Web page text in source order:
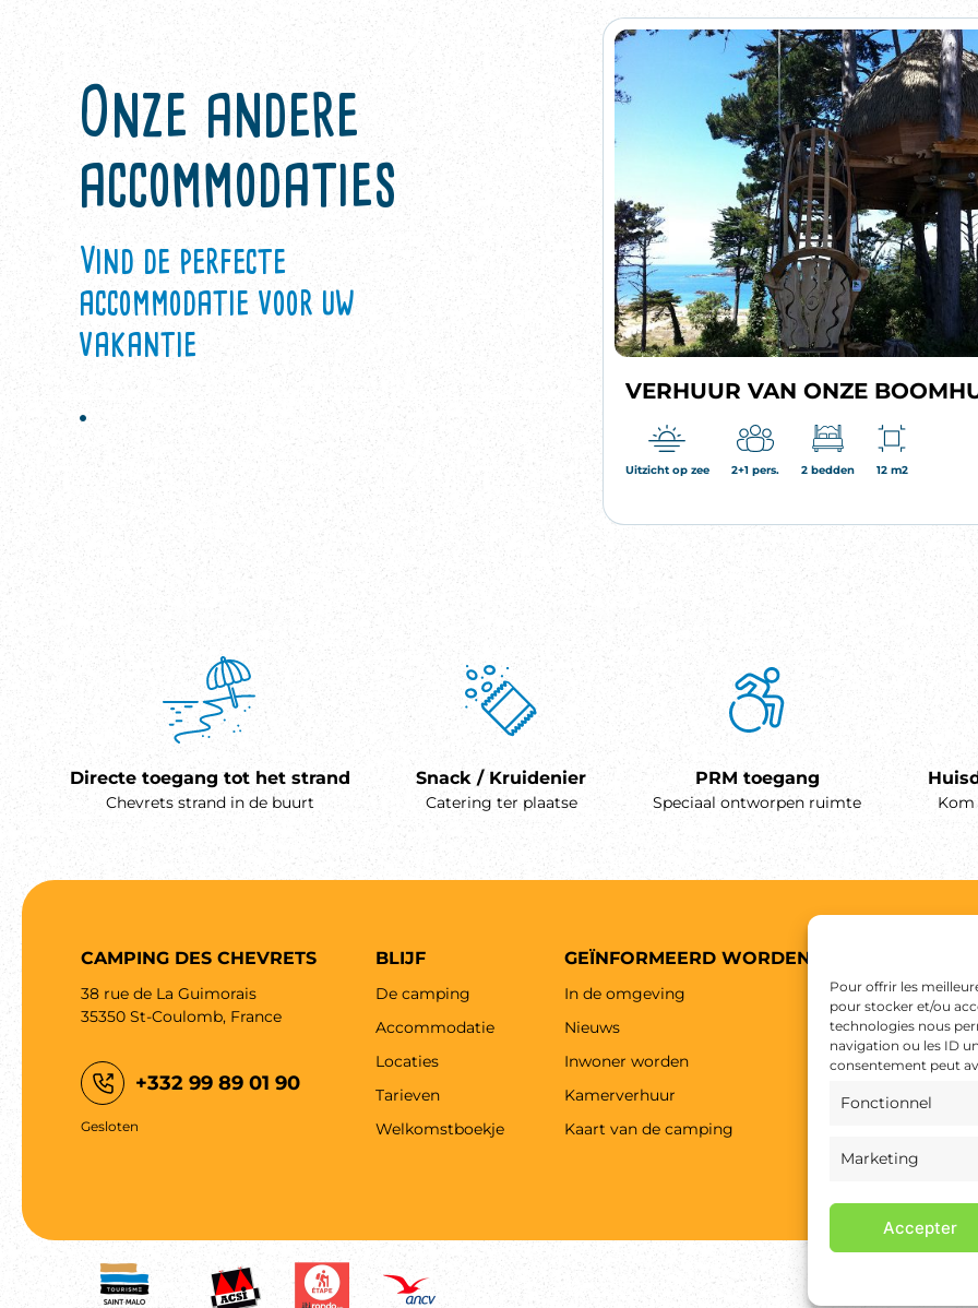
Pour offrir les
pour stocker et/ou
technologies nous
navigation ou les ID
consentement peut
Fonctionnel
Marketing
Accepter
Onze andere
accommodaties
Vind de perfecte
accommodatie voor uw
vakantie
. VERHUUR VAN ONZE
Uitzicht op zee 2+1 pers. 2 bedden 12 m2
Directe toegang tot het strand
Chevrets strand in de buurt
Snack / Kruidenier
Catering ter plaatse
PRM toegang
Speciaal ontworpen ruimte
CAMPING DES CHEVRETS
38 rue de La Guimorais
35350 St-Coulomb, France
+332 99 89 01 90
Gesloten
BLIJF
De camping
Accommodatie
Locaties
Tarieven
Welkomstboekje
GEÏNFORMEERD WORDEN
In de omgeving
Nieuws
Inwoner worden
Kamerverhuur
Kaart van de camping
Algemene
Juridische
Privacybeleid
Uw rechten
Kaart